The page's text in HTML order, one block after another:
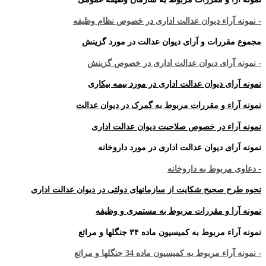
- نمونه آراء دیوان عدالت اداری در خصوص نظام وظیفه
مجموع مقررات و آرای دیوان عدالت در مورد گزینش
- نمونه آرای دیوان عدالت اداری در خصوص گزینش
نمونه آرای دیوان عدالت اداری در مورد بیمه بیکاری
نمونه آراء و مقررات مربوط به گمرک در دیوان عدالت
نمونه آراء در خصوص صلاحیت دیوان عدالت اداری
نمونه آرای دیوان عدالت اداری در مورد داروخانه
- دعاوی مربوط به داروخانه
نحوه طرح صحیح شکایت از سازمانهای دولتی در دیوان عدالت اداری
نمونه آرا و مقررات مربوط به مستمری و وظیفه
نمونه آراء مربوط به کمیسیون ماده ۳۴ جنگلها و مراتع
- نمونه آراء مربوط به کمیسیون ماده 34 جنگلها و مراتع